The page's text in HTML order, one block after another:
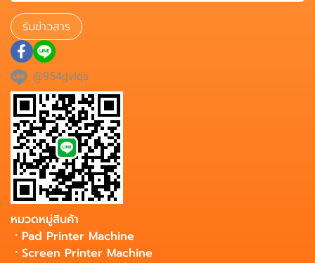
รับข่าวสาร
@954gvlqs
หมวดหมู่สินค้า
ㆍ Pad Printer Machine
ㆍ Screen Printer Machine